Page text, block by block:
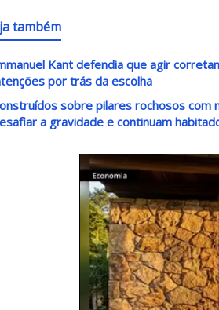
também
Kant defendia que agir
por trás da escolha
sobre pilares rochosos
a gravidade e continuam